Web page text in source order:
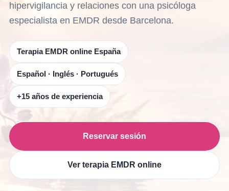
hipervigilancia y relaciones con una psicóloga
especialista en EMDR desde Barcelona.
Terapia EMDR online España
Español · Inglés · Portugués
+15 años de experiencia
Reservar sesión
Ver terapia EMDR online